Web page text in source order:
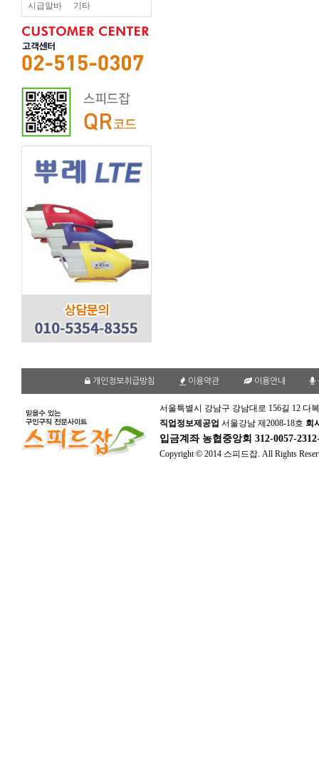
시급알바 기타
개인정보취급방침 이용약관 이용안내
서울특별시 강남구 강남대로 156길 12 다
직업정보제공업 서울강남 제2008-18호 회
입금계좌 농협중앙회 312-0057-
Copyright © 2014 스피드잡. All Rights